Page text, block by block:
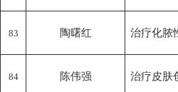
83 陶曙红 治疗化脓
84 陈伟强 治疗皮肤